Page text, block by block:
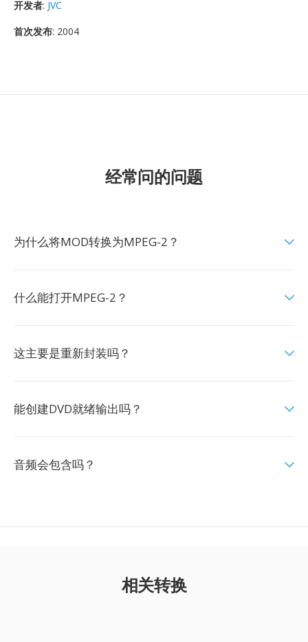
开发者: JVC
首次发布: 2004
经常问的问题
为什么将MOD转换为MPEG-2？
什么能打开MPEG-2？
这主要是重新封装吗？
能创建DVD就绪输出吗？
音频会包含吗？
相关转换